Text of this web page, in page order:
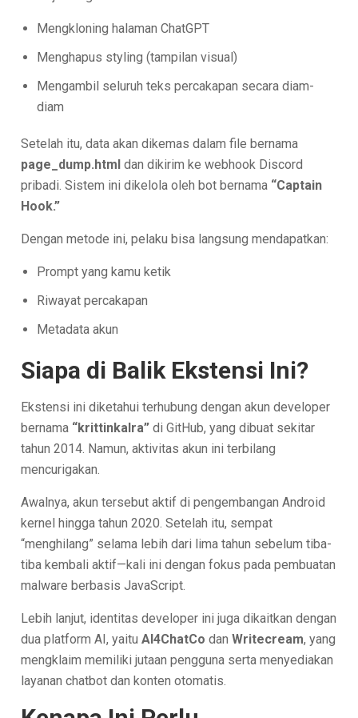
Mengkloning halaman ChatGPT
Menghapus styling (tampilan visual)
Mengambil seluruh teks percakapan secara diam-
diam
Setelah itu, data akan dikemas dalam file bernama
page_dump.html dan dikirim ke webhook Discord
pribadi. Sistem ini dikelola oleh bot bernama “Captain
Hook.”
Dengan metode ini, pelaku bisa langsung mendapatkan:
Prompt yang kamu ketik
Riwayat percakapan
Metadata akun
Siapa di Balik Ekstensi Ini?
Ekstensi ini diketahui terhubung dengan akun developer
bernama “krittinkalra” di GitHub, yang dibuat sekitar
tahun 2014. Namun, aktivitas akun ini terbilang
mencurigakan.
Awalnya, akun tersebut aktif di pengembangan Android
kernel hingga tahun 2020. Setelah itu, sempat
“menghilang” selama lebih dari lima tahun sebelum tiba-
tiba kembali aktif—kali ini dengan fokus pada pembuatan
malware berbasis JavaScript.
Lebih lanjut, identitas developer ini juga dikaitkan dengan
dua platform AI, yaituAI4ChatCo danWritecream, yang
mengklaim memiliki jutaan pengguna serta menyediakan
layanan chatbot dan konten otomatis.